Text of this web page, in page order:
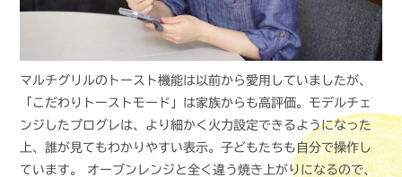
マルチグリルのトースト機能は以前から愛用していましたが、
「こだわりトーストモード」は家族からも高評価。モデルチェ
ンジしたプログレは、より細かく火力設定できるようになった
上、誰が見てもわかりやすい表示。子どもたちも自分で操作し
ています。 オーブンレンジと全く違う焼き上がりになるので、